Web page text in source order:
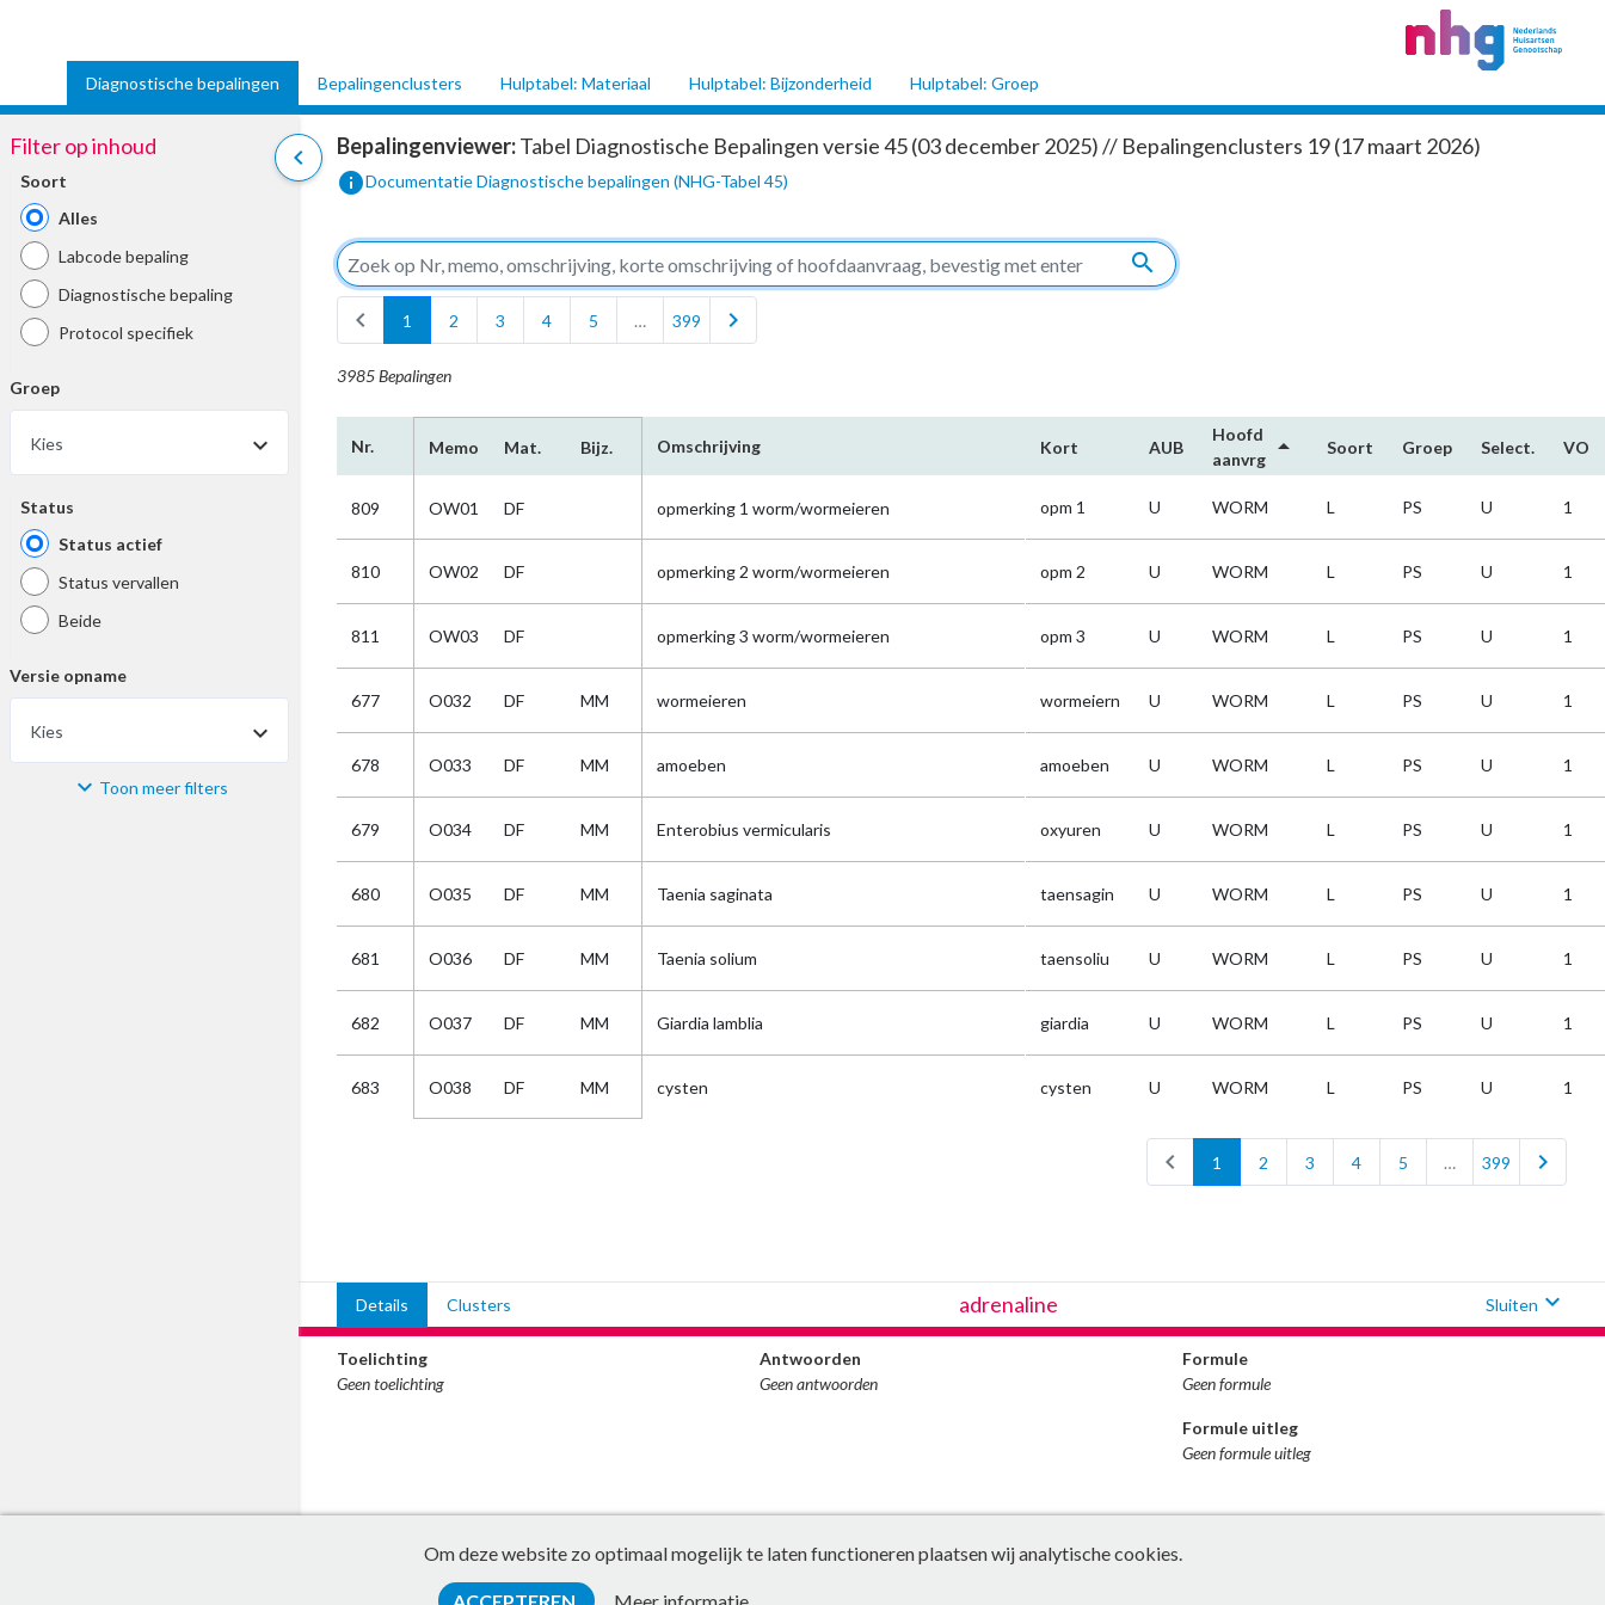
Diagnostische bepalingen Bepalingenclusters Hulptabel: Materiaal Hulptabel: Bijzonderheid Hulptabel: Groep
chevron_left
Filter op inhoud
Soort
Alles
Labcode bepaling
Diagnostische bepaling
Protocol specifiek
Groep
Kies
Status
Status actief
Status vervallen
Beide
Versie opname
Kies
Materiaal Toon meer filters
Bepalingenviewer:Tabel Diagnostische Bepalingen versie 45 (03 december 2025) // Bepalingenclusters 19 (17 maart 2026)
infoDocumentatie Diagnostische bepalingen (NHG-Tabel 45)
search
chevron_left
1 2 3 4 5 … 399 chevron_right
3985 Bepalingen
Nr. Memo Mat. Bijz. Omschrijving Kort AUB
Hoofd​
aanvrg arrow_drop_up Soort Groep Select. VO
809 OW01 DF opmerking 1 worm/wormeieren opm 1 U WORM L PS U 1
810 OW02 DF opmerking 2 worm/wormeieren opm 2 U WORM L PS U 1
811 OW03 DF opmerking 3 worm/wormeieren opm 3 U WORM L PS U 1
677 O032 DF MM wormeieren wormeiern U WORM L PS U 1
678 O033 DF MM amoeben amoeben U WORM L PS U 1
679 O034 DF MM Enterobius vermicularis oxyuren U WORM L PS U 1
680 O035 DF MM Taenia saginata taensagin U WORM L PS U 1
681 O036 DF MM Taenia solium taensoliu U WORM L PS U 1
682 O037 DF MM Giardia lamblia giardia U WORM L PS U 1
683 O038 DF MM cysten cysten U WORM L PS U 1
chevron_left 1 2 3 4 5 … 399 chevron_right
Details Clusters adrenaline Sluiten expand_more
Toelichting
Geen toelichting
Antwoorden
Geen antwoorden
Formule
Geen formule
Formule uitleg
Geen formule uitleg
Om deze website zo optimaal mogelijk te laten functioneren plaatsen wij analytische cookies.